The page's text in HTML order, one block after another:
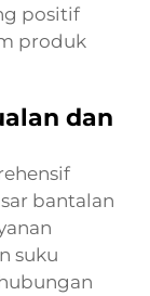
positif
produk
dan
bantalan
suku